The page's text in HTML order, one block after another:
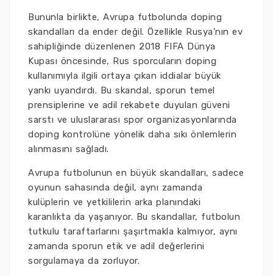
Bununla birlikte, Avrupa futbolunda doping
skandalları da ender değil. Özellikle Rusya'nın ev
sahipliğinde düzenlenen 2018 FIFA Dünya
Kupası öncesinde, Rus sporcuların doping
kullanımıyla ilgili ortaya çıkan iddialar büyük
yankı uyandırdı. Bu skandal, sporun temel
prensiplerine ve adil rekabete duyulan güveni
sarstı ve uluslararası spor organizasyonlarında
doping kontrolüne yönelik daha sıkı önlemlerin
alınmasını sağladı.
Avrupa futbolunun en büyük skandalları, sadece
oyunun sahasında değil, aynı zamanda
kulüplerin ve yetkililerin arka planındaki
karanlıkta da yaşanıyor. Bu skandallar, futbolun
tutkulu taraftarlarını şaşırtmakla kalmıyor, aynı
zamanda sporun etik ve adil değerlerini
sorgulamaya da zorluyor.